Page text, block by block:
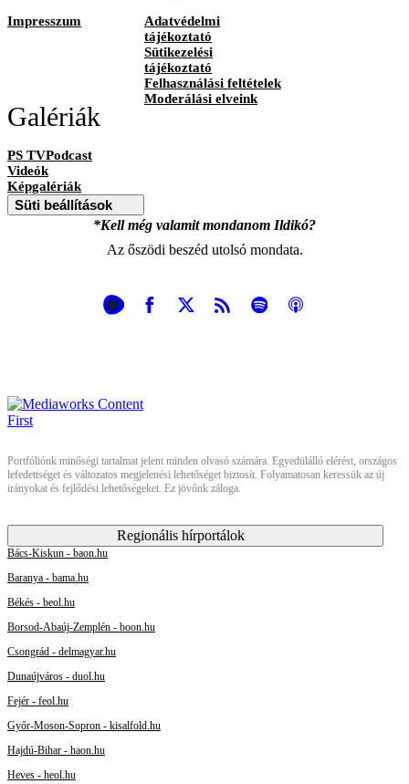
Impresszum
Adatvédelmi
tájékoztató
Sütikezelési
tájékoztató
Felhasználási feltételek
Moderálási elveink
Galériák
PS TVPodcast
Videók
Képgalériák
Süti beállítások
*Kell még valamit mondanom Ildikó?
Az őszödi beszéd utolsó mondata.
Portfóliónk minőségi tartalmat jelent minden olvasó számára. Egyedülálló elérést, országos
lefedettséget és változatos megjelenési lehetőséget biztosít. Folyamatosan keressük az új
irányokat és fejlődési lehetőségeket. Ez jövőnk záloga.
Regionális hírportálok
Bács-Kiskun - baon.hu
Baranya - bama.hu
Békés - beol.hu
Borsod-Abaúj-Zemplén - boon.hu
Csongrád - delmagyar.hu
Dunaújváros - duol.hu
Fejér - feol.hu
Győr-Moson-Sopron - kisalfold.hu
Hajdú-Bihar - haon.hu
Heves - heol.hu